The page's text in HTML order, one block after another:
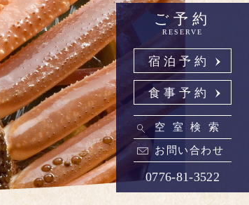
ご予約
RESERVE
宿泊予約
食事予約
空室検索
お問い合わせ
0776-81-3522